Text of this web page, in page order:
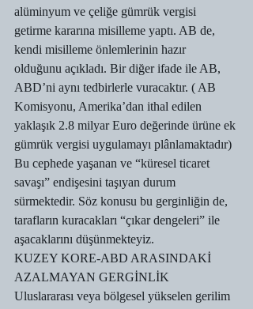
alüminyum ve çeliğe gümrük vergisi
getirme kararına misilleme yaptı. AB de,
kendi misilleme önlemlerinin hazır
olduğunu açıkladı. Bir diğer ifade ile AB,
ABD’ni aynı tedbirlerle vuracaktır. ( AB
Komisyonu, Amerika’dan ithal edilen
yaklaşık 2.8 milyar Euro değerinde ürüne ek
gümrük vergisi uygulamayı plânlamaktadır)
Bu cephede yaşanan ve “küresel ticaret
savaşı” endişesini taşıyan durum
sürmektedir. Söz konusu bu gerginliğin de,
tarafların kuracakları “çıkar dengeleri” ile
aşacaklarını düşünmekteyiz.
KUZEY KORE-ABD ARASINDAKİ
AZALMAYAN GERGİNLİK
Uluslararası veya bölgesel yükselen gerilim